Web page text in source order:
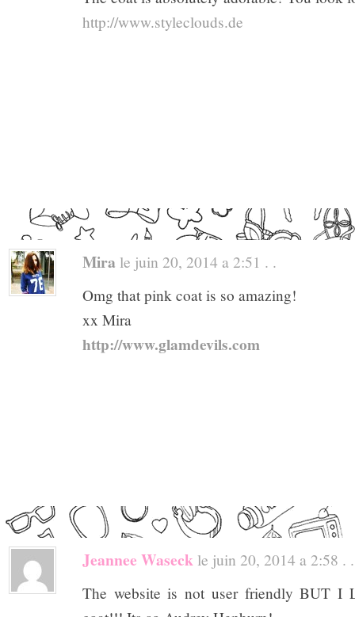
http://www.styleclouds.de
Mira le juin 20, 2014 a 2:51 . .
Omg that pink coat is so amazing!
xx Mira
http://www.glamdevils.com
Jeannee Waseck le juin 20, 2014 a 2:58 . .
The website is not user friendly BUT I